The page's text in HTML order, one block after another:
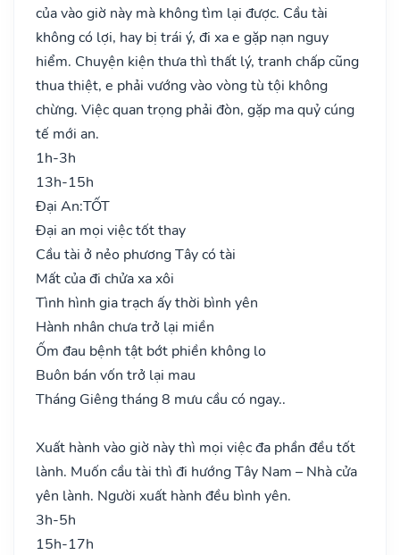
của vào giờ này mà không tìm lại được. Cầu tài
không có lợi, hay bị trái ý, đi xa e gặp nạn nguy
hiểm. Chuyện kiện thưa thì thất lý, tranh chấp cũng
thua thiệt, e phải vướng vào vòng tù tội không
chừng. Việc quan trọng phải đòn, gặp ma quỷ cúng
tế mới an.
1h-3h
13h-15h
Đại An:TỐT
Đại an mọi việc tốt thay
Cầu tài ở nẻo phương Tây có tài
Mất của đi chửa xa xôi
Tình hình gia trạch ấy thời bình yên
Hành nhân chưa trở lại miền
Ốm đau bệnh tật bớt phiền không lo
Buôn bán vốn trở lại mau
Tháng Giêng tháng 8 mưu cầu có ngay..
Xuất hành vào giờ này thì mọi việc đa phần đều tốt
lành. Muốn cầu tài thì đi hướng Tây Nam – Nhà cửa
yên lành. Người xuất hành đều bình yên.
3h-5h
15h-17h